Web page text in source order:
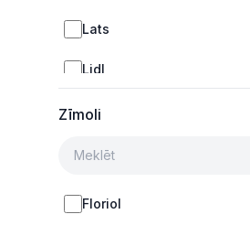
Lats
Lidl
top!
Zīmoli
Floriol